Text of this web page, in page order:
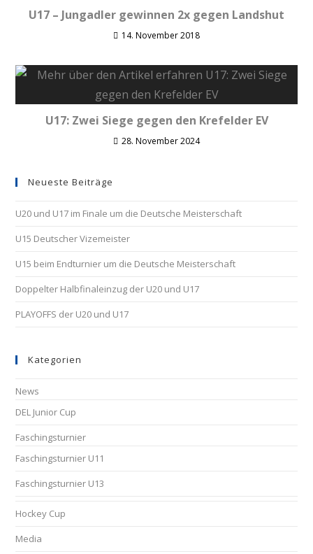
U17 – Jungadler gewinnen 2x gegen Landshut
14. November 2018
U17: Zwei Siege gegen den Krefelder EV
28. November 2024
Neueste Beiträge
U20 und U17 im Finale um die Deutsche Meisterschaft
U15 Deutscher Vizemeister
U15 beim Endturnier um die Deutsche Meisterschaft
Doppelter Halbfinaleinzug der U20 und U17
PLAYOFFS der U20 und U17
Kategorien
News
DEL Junior Cup
Faschingsturnier
Faschingsturnier U11
Faschingsturnier U13
Hockey Cup
Media